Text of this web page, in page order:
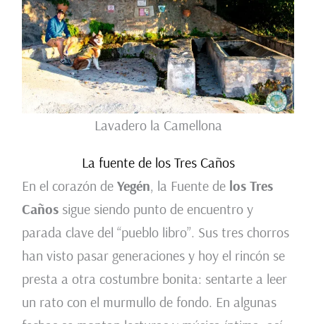
Lavadero la Camellona
La fuente de los Tres Caños
En el corazón de Yegén, la Fuente de los Tres
Cañossigue siendo punto de encuentro y
parada clave del “pueblo libro”. Sus tres chorros
han visto pasar generaciones y hoy el rincón se
presta a otra costumbre bonita: sentarte a leer
un rato con el murmullo de fondo. En algunas